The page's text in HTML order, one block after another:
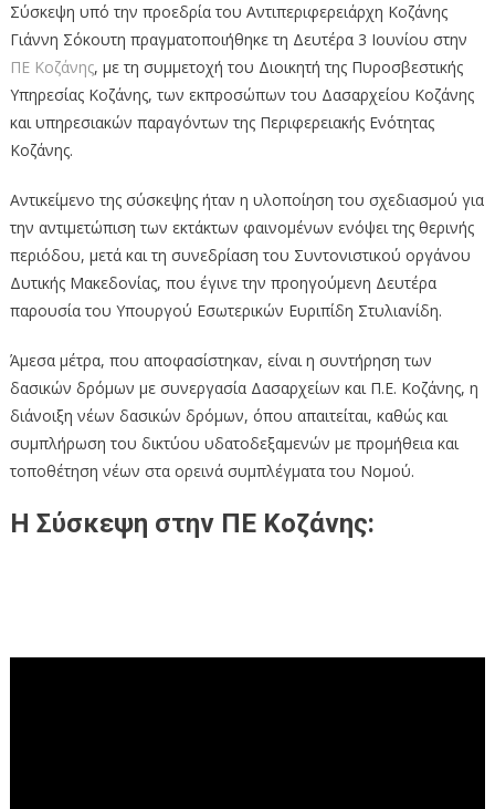
Σύσκεψη υπό την προεδρία του Αντιπεριφερειάρχη Κοζάνης
Γιάννη Σόκουτη πραγματοποιήθηκε τη Δευτέρα 3 Ιουνίου στην
ΠΕ Κοζάνης, με τη συμμετοχή του Διοικητή της Πυροσβεστικής
Υπηρεσίας Κοζάνης, των εκπροσώπων του Δασαρχείου Κοζάνης
και υπηρεσιακών παραγόντων της Περιφερειακής Ενότητας
Κοζάνης.
Αντικείμενο της σύσκεψης ήταν η υλοποίηση του σχεδιασμού για
την αντιμετώπιση των εκτάκτων φαινομένων ενόψει της θερινής
περιόδου, μετά και τη συνεδρίαση του Συντονιστικού οργάνου
Δυτικής Μακεδονίας, που έγινε την προηγούμενη Δευτέρα
παρουσία του Υπουργού Εσωτερικών Ευριπίδη Στυλιανίδη.
Άμεσα μέτρα, που αποφασίστηκαν, είναι η συντήρηση των
δασικών δρόμων με συνεργασία Δασαρχείων και Π.Ε. Κοζάνης, η
διάνοιξη νέων δασικών δρόμων, όπου απαιτείται, καθώς και
συμπλήρωση του δικτύου υδατοδεξαμενών με προμήθεια και
τοποθέτηση νέων στα ορεινά συμπλέγματα του Νομού.
Η Σύσκεψη στην ΠΕ Κοζάνης: